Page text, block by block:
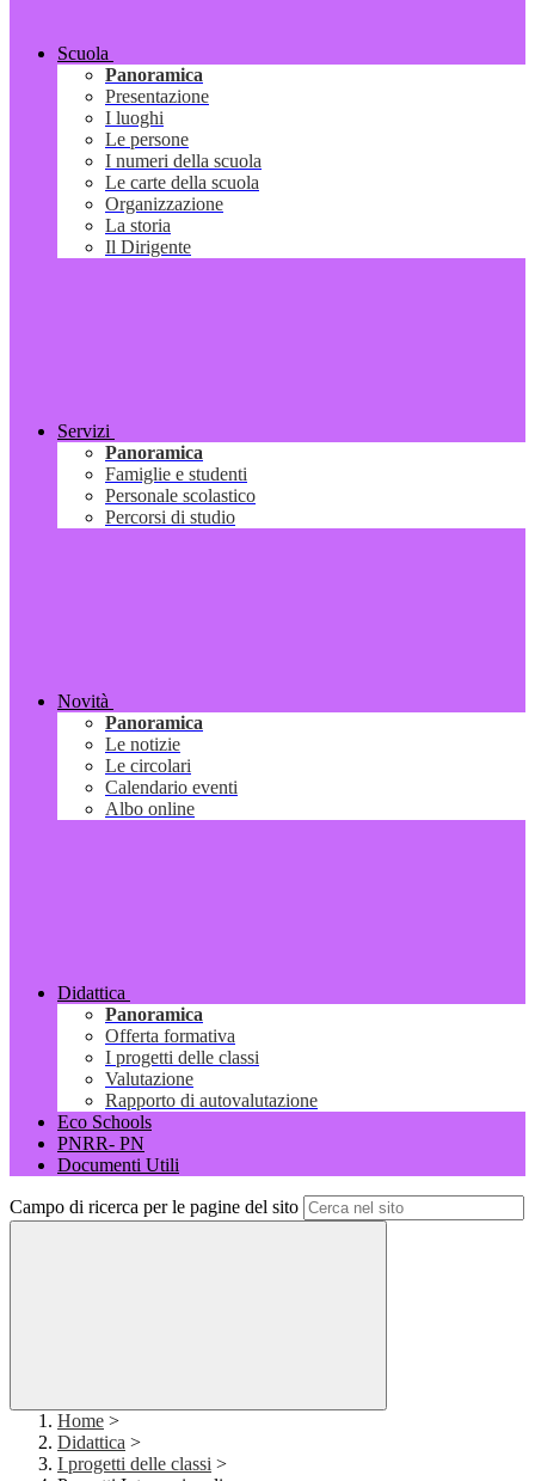
Scuola
Panoramica
Presentazione
I luoghi
Le persone
I numeri della scuola
Le carte della scuola
Organizzazione
La storia
Il Dirigente
Servizi
Panoramica
Famiglie e studenti
Personale scolastico
Percorsi di studio
Novità
Panoramica
Le notizie
Le circolari
Calendario eventi
Albo online
Didattica
Panoramica
Offerta formativa
I progetti delle classi
Valutazione
Rapporto di autovalutazione
Eco Schools
PNRR- PN
Documenti Utili
Campo di ricerca per le pagine del sito
Home >
Didattica >
I progetti delle classi >